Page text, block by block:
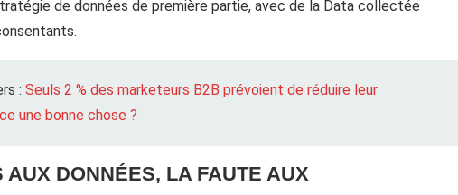
de données de première partie, avec de la Data collectée
: Seuls 2 % des marketeurs B2B prévoient de réduire leur
une bonne chose ?
AUX DONNÉES, LA FAUTE AUX